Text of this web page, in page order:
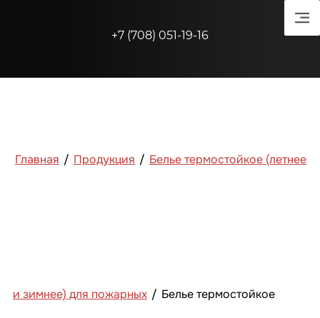
+7 (708) 051-19-16
Главная / Продукция / Белье термостойкое (летнее
и зимнее) для пожарных / Белье термостойкое